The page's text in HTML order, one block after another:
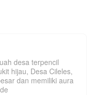
yang terkuat.
desa terpencil
hijau, Desa Cileles,
dan memiliki aura
de